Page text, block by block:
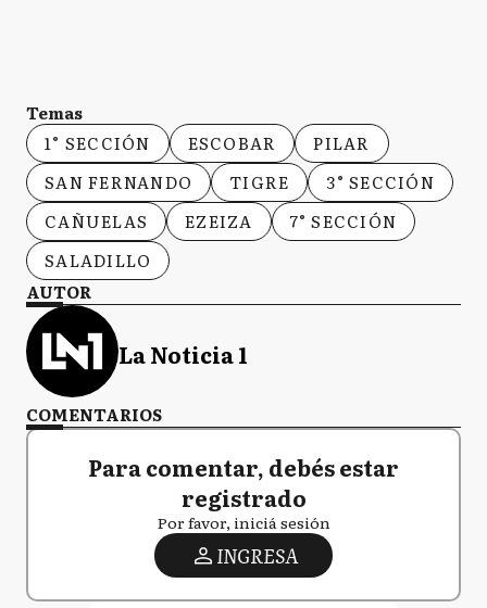
Temas
1° SECCIÓN
ESCOBAR
PILAR
SAN FERNANDO
TIGRE
3° SECCIÓN
CAÑUELAS
EZEIZA
7° SECCIÓN
SALADILLO
AUTOR
La Noticia 1
COMENTARIOS
Para comentar, debés estar
registrado
Por favor, iniciá sesión
INGRESA